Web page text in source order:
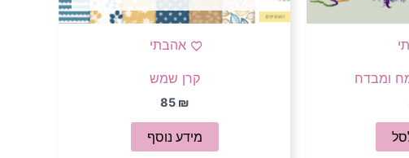
ומבדח
אהבתי
קרן שמש
85 ₪
מידע נוסף